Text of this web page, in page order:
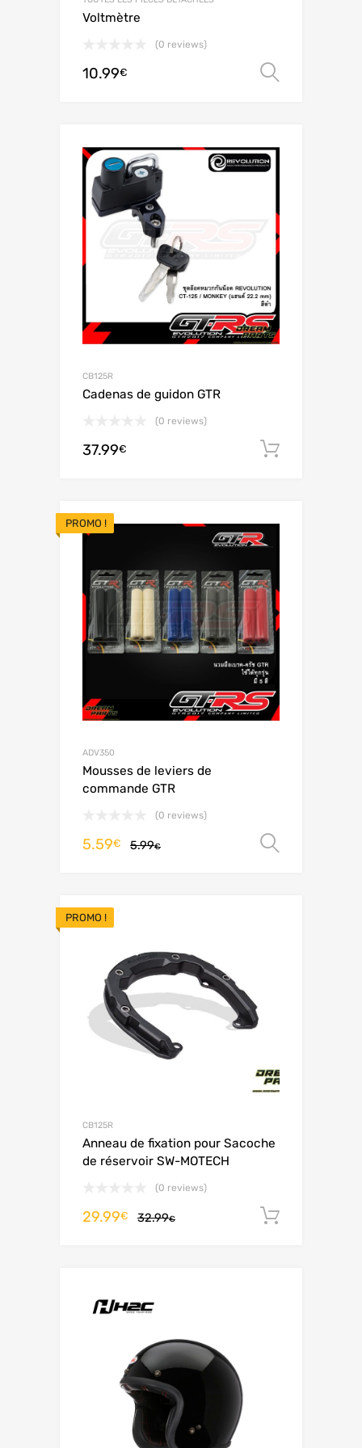
Voltmètre
(0 reviews)
10.99€
CB125R
Cadenas de guidon GTR
(0 reviews)
37.99€
PROMO !
ADV350
Mousses de leviers de
commande GTR
(0 reviews)
5.99€
5.59€
PROMO !
CB125R
Anneau de fixation pour Sacoche
de réservoir SW-MOTECH
(0 reviews)
32.99€
29.99€